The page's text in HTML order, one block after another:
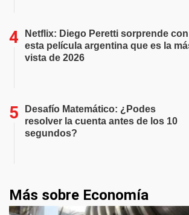
Netflix: Diego Peretti sorprende con
esta película argentina que es la
vista de 2026
Desafío Matemático: ¿Podes
resolver la cuenta antes de los 10
segundos?
Más sobre Economía